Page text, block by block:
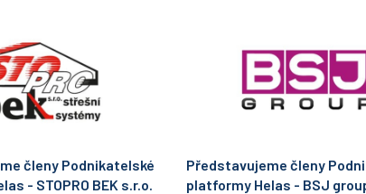
členy Podnikatelské
- STOPRO BEK s.r.o.
Představujeme členy
platformy Helas - BSJ